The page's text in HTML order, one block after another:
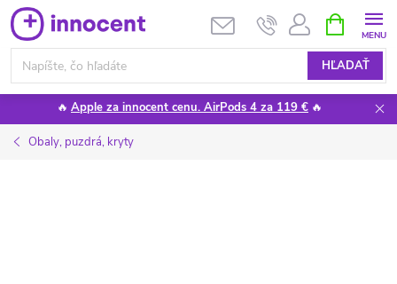
Prejsť
na
obsah
HĽADAŤ
KOŠÍK
🔥 Apple za innocent cenu. AirPods 4 za 119 € 🔥
Obaly, puzdrá, kryty